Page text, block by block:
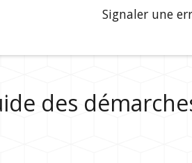
Signaler une
des